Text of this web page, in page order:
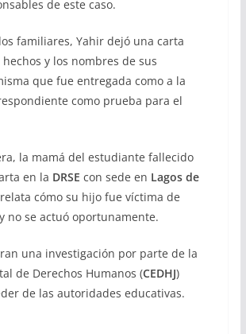
de este caso.
familiares, Yahir dejó una carta
y los nombres de sus
que fue entregada como a la
como prueba para el
la mamá del estudiante fallecido
en la DRSE con sede en Lagos de
cómo su hijo fue víctima de
no se actuó oportunamente.
una investigación por parte de la
de Derechos Humanos (CEDHJ)
de las autoridades educativas.